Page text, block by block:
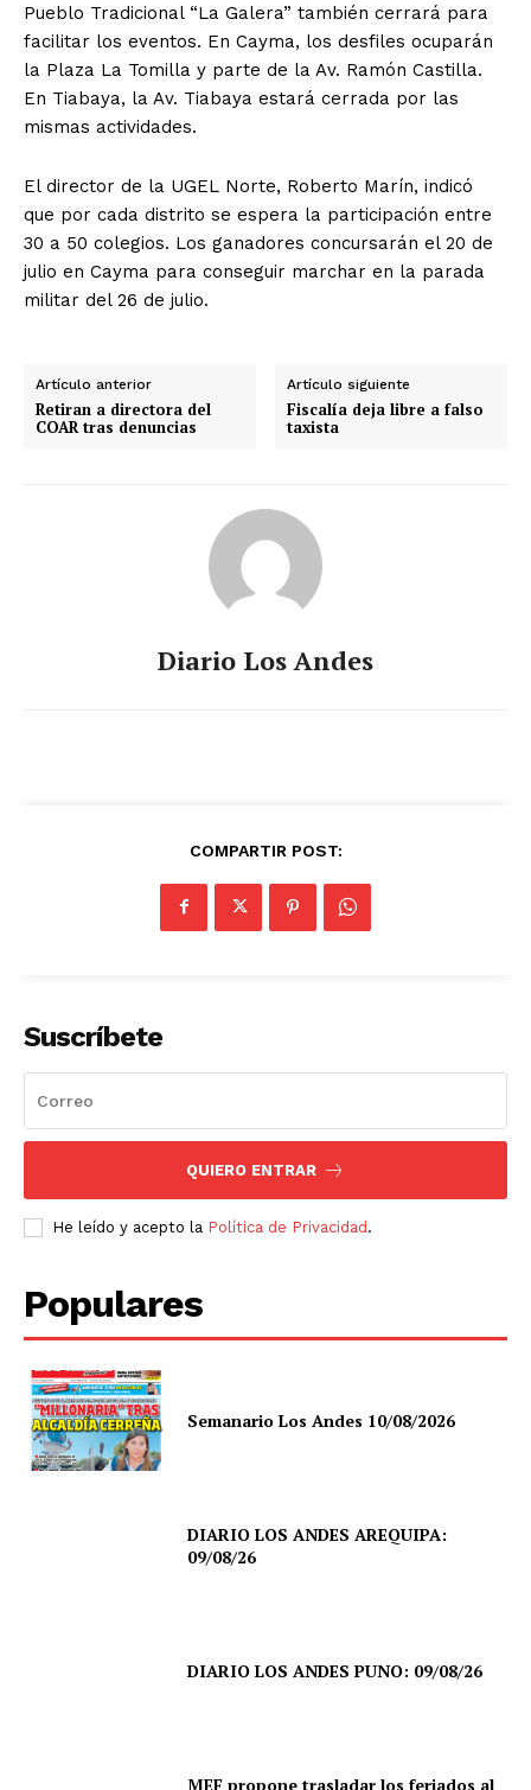
Pueblo Tradicional “La Galera” también cerrará para
facilitar los eventos. En Cayma, los desfiles ocuparán
la Plaza La Tomilla y parte de la Av. Ramón Castilla.
En Tiabaya, la Av. Tiabaya estará cerrada por las
mismas actividades.
El director de la UGEL Norte, Roberto Marín, indicó
que por cada distrito se espera la participación entre
30 a 50 colegios. Los ganadores concursarán el 20 de
julio en Cayma para conseguir marchar en la parada
militar del 26 de julio.
Artículo anterior
Retiran a directora del
COAR tras denuncias
Artículo siguiente
Fiscalía deja libre a falso
taxista
Diario Los Andes
COMPARTIR POST:
Suscríbete
QUIERO ENTRAR
He leído y acepto la Política de Privacidad.
Populares
Semanario Los Andes 10/08/2026
DIARIO LOS ANDES AREQUIPA:
09/08/26
DIARIO LOS ANDES PUNO: 09/08/26
MEF propone trasladar los feriados al